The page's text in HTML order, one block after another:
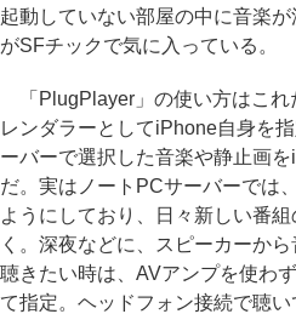
起動していない部屋の中に音楽
がSFチックで気に入っている。
「PlugPlayer」の使い方はこれ
レンダラーとしてiPhone自身を
ーバーで選択した音楽や静止画
だ。実はノートPCサーバーでは
ようにしており、日々新しい番
く。深夜などに、スピーカーか
聴きたい時は、AVアンプを使わ
て指定。ヘッドフォン接続で聴い